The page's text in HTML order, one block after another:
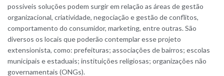
possíveis soluções podem surgir em relação as áreas de gestão
organizacional, criatividade, negociação e gestão de conflitos,
comportamento do consumidor, marketing, entre outras. São
diversos os locais que poderão contemplar esse projeto
extensionista, como: prefeituras; associações de bairros; escolas
municipais e estaduais; instituições religiosas; organizações não
governamentais (ONGs).